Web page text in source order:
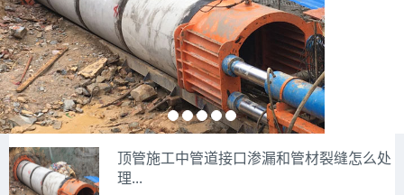
顶管施工中管道接口渗漏和管材裂缝怎么处
理...